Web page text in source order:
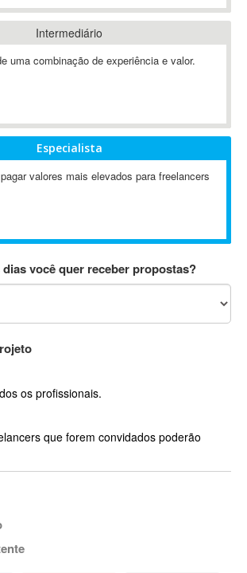
Intermediário
uma combinação de experiência e valor.
Especialista
valores mais elevados para freelancers
você quer receber propostas?
os profissionais.
que forem convidados poderão